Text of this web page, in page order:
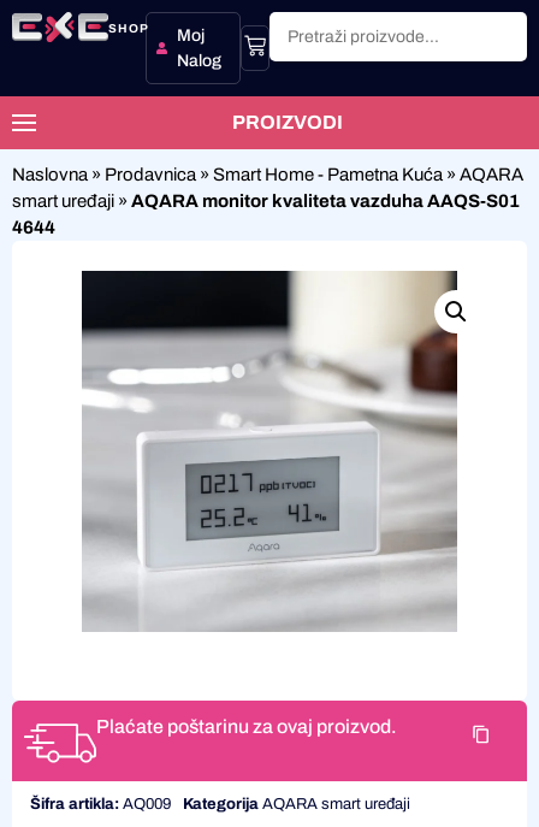
SHOP
Moj
Nalog
PROIZVODI
Naslovna » Prodavnica » Smart Home - Pametna Kuća » AQARA
smart uređaji » AQARA monitor kvaliteta vazduha AAQS-S01
4644
Plaćate poštarinu za ovaj proizvod.
Šifra artikla: AQ009 Kategorija AQARA smart uređaji